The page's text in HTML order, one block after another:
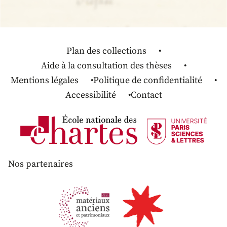
Plan des collections
Aide à la consultation des thèses
Mentions légales
Politique de confidentialité
Accessibilité
Contact
Nos partenaires